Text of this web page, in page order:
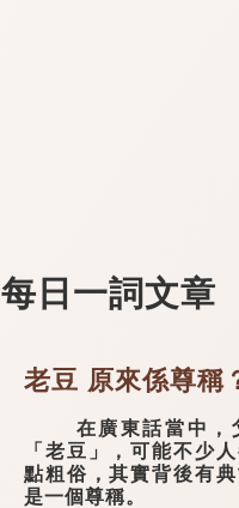
每日一詞文章
老豆 原來係尊稱
在廣東話當中，
「老豆」，可能不少
點粗俗，其實背後有
是一個尊稱。